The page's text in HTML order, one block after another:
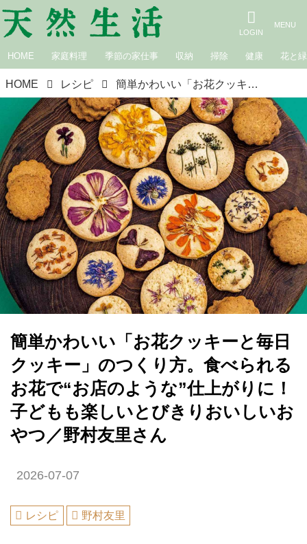
HOME 家庭料理 季節の家仕事 収納 掃除 健康 花と緑
HOME レシピ 簡単かわいい「お花クッキーと毎日クッキー」のつくり方。食べられるお花で“お店のような”仕上がりに！子どもも楽しいとびきりおいしいおやつ／野村友里さん
簡単かわいい「お花クッキーと毎日
クッキー」のつくり方。食べられる
お花で“お店のような”仕上がりに！
子どもも楽しいとびきりおいしいお
やつ／野村友里さん
2026-07-07
レシピ 野村友里